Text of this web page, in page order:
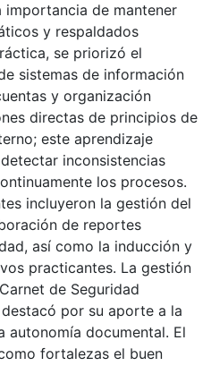
de mantener
y respaldados
se priorizó el
sistemas de información
y organización
directas de principios de
este aprendizaje
inconsistencias
los procesos.
incluyeron la gestión del
de reportes
así como la inducción y
practicantes. La gestión
de Seguridad
por su aporte a la
autonomía documental. El
fortalezas el buen